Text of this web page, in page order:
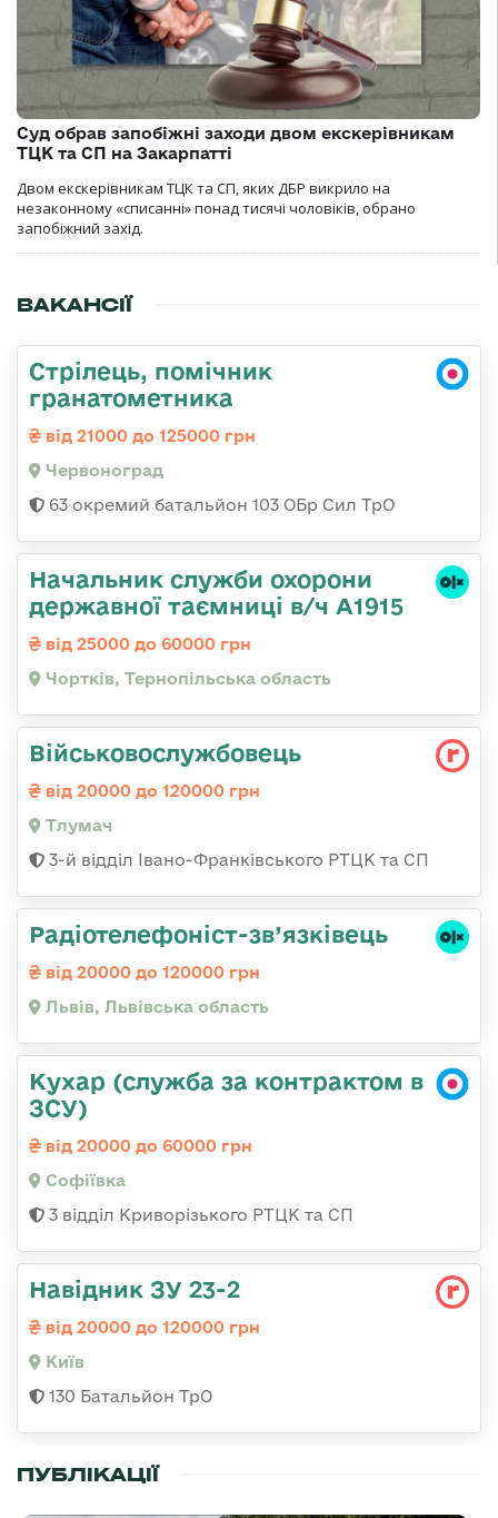
Суд обрав запобіжні заходи двом екскерівникам
ТЦК та СП на Закарпатті
Двом екскерівникам ТЦК та СП, яких ДБР викрило на
незаконному «списанні» понад тисячі чоловіків, обрано
запобіжний захід.
ВАКАНСІЇ
Стрілець, помічник
гранатометника
від 21000 до 125000 грн
Червоноград
63 окремий батальйон 103 ОБр Сил ТрО
Начальник служби охорони
державної таємниці в/ч А1915
від 25000 до 60000 грн
Чортків, Тернопільська область
Військовослужбовець
від 20000 до 120000 грн
Тлумач
3-й відділ Івано-Франківського РТЦК та СП
Радіотелефоніст-зв’язківець
від 20000 до 120000 грн
Львів, Львівська область
Кухар (служба за контрактом в
ЗСУ)
від 20000 до 60000 грн
Софіївка
3 відділ Криворізького РТЦК та СП
Навідник ЗУ 23-2
від 20000 до 120000 грн
Київ
130 Батальйон ТрО
ПУБЛІКАЦІЇ